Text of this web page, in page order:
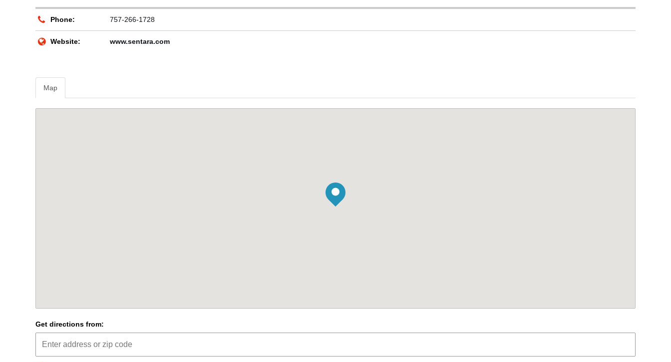
Phone: 757-266-1728
Website: www.sentara.com
Map
Get directions from: